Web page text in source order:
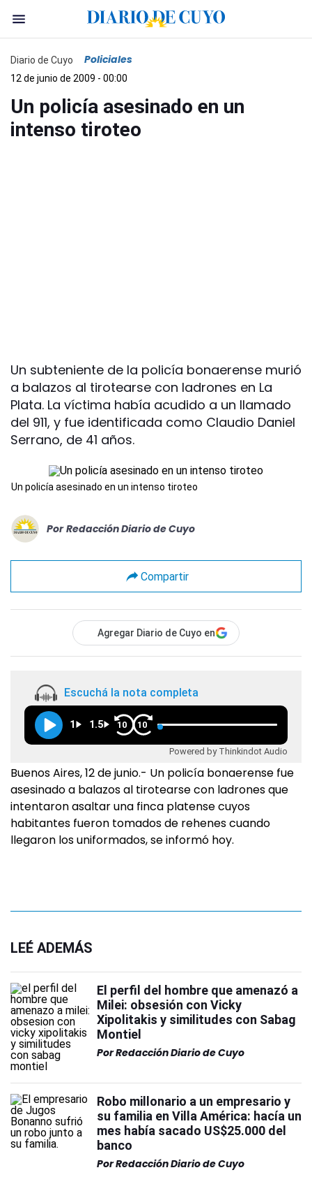
Diario de Cuyo Policiales
12 de junio de 2009 - 00:00
Un policía asesinado en un
intenso tiroteo
Un subteniente de la policía bonaerense murió
a balazos al tirotearse con ladrones en La
Plata. La víctima había acudido a un llamado
del 911, y fue identificada como Claudio Daniel
Serrano, de 41 años.
Un policía asesinado en un intenso tiroteo
Por Redacción Diario de Cuyo
Compartir
Agregar Diario de Cuyo en
Escuchá la nota completa
1 1.5 10 10
Powered by Thinkindot Audio
Buenos Aires, 12 de junio.- Un policía bonaerense fue
asesinado a balazos al tirotearse con ladrones que
intentaron asaltar una finca platense cuyos
habitantes fueron tomados de rehenes cuando
llegaron los uniformados, se informó hoy.
LEÉ ADEMÁS
El perfil del hombre que amenazó a
Milei: obsesión con Vicky
Xipolitakis y similitudes con Sabag
Montiel
PorRedacción Diario de Cuyo
Robo millonario a un empresario y
su familia en Villa América: hacía un
mes había sacado US$25.000 del
banco
PorRedacción Diario de Cuyo